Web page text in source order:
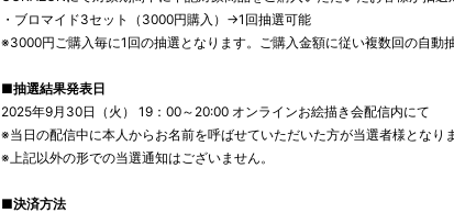
・ブロマイド3セット（3000円購入）→1回抽選可能
※3000円ご購入毎に1回の抽選となります。ご購入金額に従い複数回の自動
■抽選結果発表日
2025年9月30日（火） 19：00～20:00 オンラインお絵描き会配信内にて
※当日の配信中に本人からお名前を呼ばせていただいた方が当選者様となりま
※上記以外の形での当選通知はございません。
■決済方法